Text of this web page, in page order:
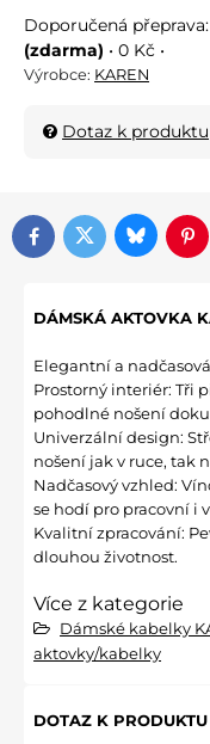
(zdarma) •0 Kč •
Výrobce: KAREN
Dotaz k produktu
FacebookTwitterBluesky
DÁMSKÁ AKTOVKA
Elegantní a
Prostorný interiér: Tři
pohodlné nošení
Univerzální design:
nošení jak v ruce, tak
Nadčasový vzhled:
se hodí pro pracovní i
Kvalitní zpracování:
dlouhou životnost.
Více z kategorie
Dámské kabelky
aktovky/kabelky
DOTAZ K PRODUKTU